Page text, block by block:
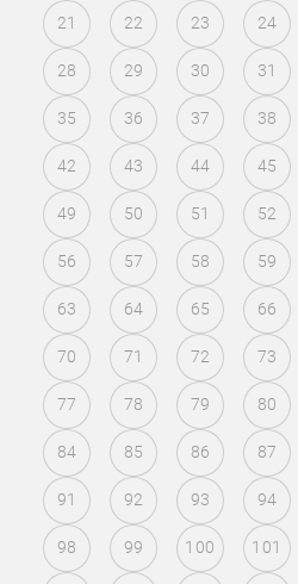
21 22 23 24
28 29 30 31
35 36 37 38
42 43 44 45
49 50 51 52
56 57 58 59
63 64 65 66
70 71 72 73
77 78 79 80
84 85 86 87
91 92 93 94
98 99 100 101